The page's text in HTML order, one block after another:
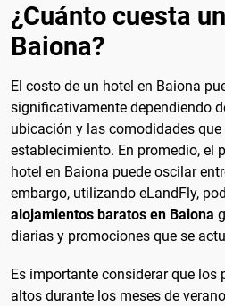
¿Cuánto cuesta
Baiona?
El costo de un hotel en Baiona
significativamente dependiendo
ubicación y las comodidades que
establecimiento. En promedio, el
hotel en Baiona puede oscilar
embargo, utilizando eLandFly,
alojamientos baratos en Baiona
diarias y promociones que se
Es importante considerar que los
altos durante los meses de